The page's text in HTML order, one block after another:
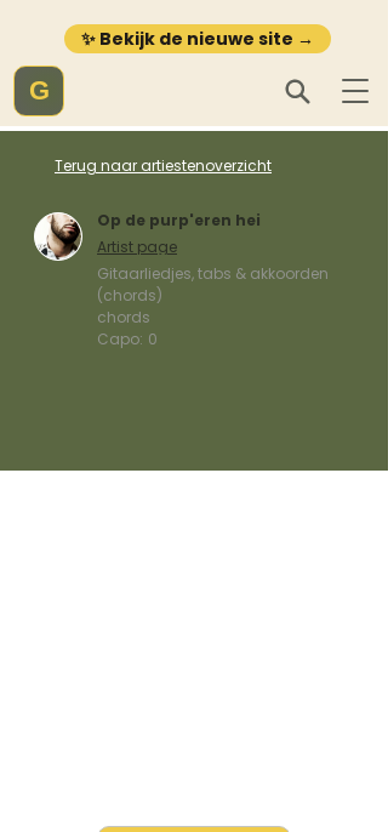
✨ Bekijk de nieuwe site →
G
Terug naar artiestenoverzicht
Op de purp'eren hei
Artist page
Gitaarliedjes, tabs & akkoorden
(chords)
chords
Capo: 0